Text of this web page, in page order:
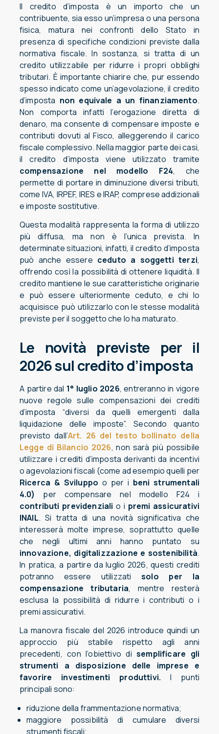
Il credito d’imposta è un importo che un
contribuente, sia esso un’impresa o una persona
fisica, matura nei confronti dello Stato in
presenza di specifiche condizioni previste dalla
normativa fiscale. In sostanza, si tratta di un
credito utilizzabile per ridurre i propri obblighi
tributari. È importante chiarire che, pur essendo
spesso indicato come un’agevolazione, il credito
d’imposta non equivale a un finanziamento.
Non comporta infatti l’erogazione diretta di
denaro, ma consente di compensare imposte e
contributi dovuti al Fisco, alleggerendo il carico
fiscale complessivo. Nella maggior parte dei casi,
il credito d’imposta viene utilizzato tramite
compensazione nel modello F24, che
permette di portare in diminuzione diversi tributi,
come IVA, IRPEF, IRES e IRAP, comprese addizionali
e imposte sostitutive.
Questa modalità rappresenta la forma di utilizzo
più diffusa, ma non è l’unica prevista. In
determinate situazioni, infatti, il credito d’imposta
può anche essere ceduto a soggetti terzi,
offrendo così la possibilità di ottenere liquidità. Il
credito mantiene le sue caratteristiche originarie
e può essere ulteriormente ceduto, e chi lo
acquisisce può utilizzarlo con le stesse modalità
previste per il soggetto che lo ha maturato.
Le novità previste per il
2026 sul credito d’imposta
A partire dal 1° luglio 2026, entreranno in vigore
nuove regole sulle compensazioni dei crediti
d’imposta “diversi da quelli emergenti dalla
liquidazione delle imposte”. Secondo quanto
previsto dall’Art. 26 del testo bollinato della
Legge di Bilancio 2026, non sarà più possibile
utilizzare i crediti d’imposta derivanti da incentivi
o agevolazioni fiscali (come ad esempio quelli per
Ricerca & Sviluppo o per i beni strumentali
4.0)
per compensare nel modello F24 i
contributi previdenziali o i premi assicurativi
INAIL. Si tratta di una novità significativa che
interesserà molte imprese, soprattutto quelle
che negli ultimi anni hanno puntato su
innovazione, digitalizzazione e sostenibilità.
In pratica, a partire da luglio 2026, questi crediti
potranno essere utilizzatisolo per la
compensazione tributaria, mentre resterà
esclusa la possibilità di ridurre i contributi o i
premi assicurativi.
La manovra fiscale del 2026 introduce quindi un
approccio più stabile rispetto agli anni
precedenti, con l’obiettivo di semplificare gli
strumenti a disposizione delle imprese e
favorire investimenti produttivi.I punti
principali sono:
riduzione della frammentazione normativa;
maggiore possibilità di cumulare diversi
strumenti fiscali;